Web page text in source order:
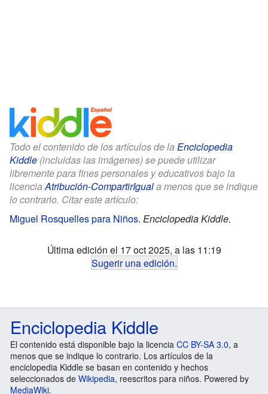
Todo el contenido de los artículos de la Enciclopedia
Kiddle (incluidas las imágenes) se puede utilizar
libremente para fines personales y educativos bajo la
licenciaAtribución-CompartirIguala menos que se indique
lo contrario. Citar este artículo:
Miguel Rosquelles para Niños. Enciclopedia Kiddle.
Última edición el 17 oct 2025, a las 11:19
Sugerir una edición.
Enciclopedia Kiddle
El contenido está disponible bajo la licencia CC BY-SA 3.0, a
menos que se indique lo contrario. Los artículos de la
enciclopedia Kiddle se basan en contenido y hechos
seleccionados de Wikipedia, reescritos para niños. Powered by
MediaWiki.